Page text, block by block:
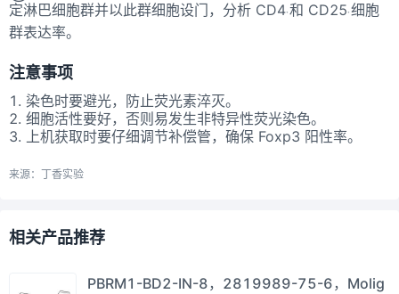
定淋巴细胞群并以此群细胞设门，分析 CD4+ 和 CD25 + 细胞
群表达率。
注意事项
1. 染色时要避光，防止荧光素淬灭。
2. 细胞活性要好，否则易发生非特异性荧光染色。
3. 上机获取时要仔细调节补偿管，确保 Foxp3 阳性率。
来源：丁香实验
相关产品推荐
PBRM1-BD2-IN-8，2819989-75-6，Molig